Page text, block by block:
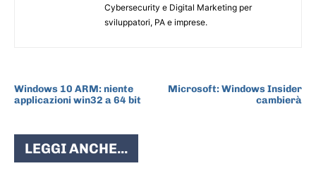
Cybersecurity e Digital Marketing per
sviluppatori, PA e imprese.
Windows 10 ARM: niente
applicazioni win32 a 64 bit
Microsoft: Windows Insider
cambierà
LEGGI ANCHE...